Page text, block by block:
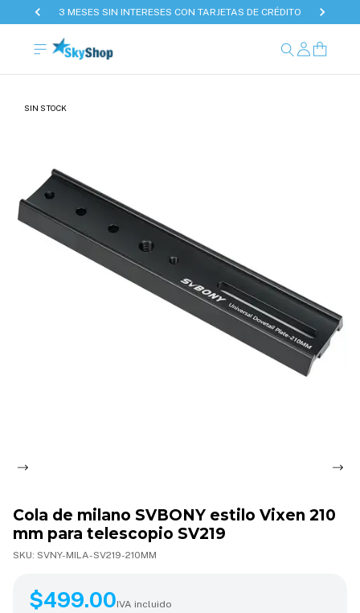
3 MESES SIN INTERESES CON TARJETAS DE CRÉDITO
SIN STOCK
Cola de milano SVBONY estilo Vixen 210
mm para telescopio SV219
SKU: SVNY-MILA-SV219-210MM
$499.00
$499.00IVA incluido